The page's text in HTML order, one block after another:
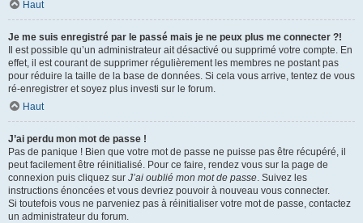
Haut
Je me suis enregistré par le passé mais je ne peux plus me connecter ?!
Il est possible qu’un administrateur ait désactivé ou supprimé votre compte. En
effet, il est courant de supprimer régulièrement les membres ne postant pas
pour réduire la taille de la base de données. Si cela vous arrive, tentez de vous
ré-enregistrer et soyez plus investi sur le forum.
Haut
J’ai perdu mon mot de passe !
Pas de panique ! Bien que votre mot de passe ne puisse pas être récupéré, il
peut facilement être réinitialisé. Pour ce faire, rendez vous sur la page de
connexion puis cliquez sur J’ai oublié mon mot de passe. Suivez les
instructions énoncées et vous devriez pouvoir à nouveau vous connecter.
Si toutefois vous ne parveniez pas à réinitialiser votre mot de passe, contactez
un administrateur du forum.